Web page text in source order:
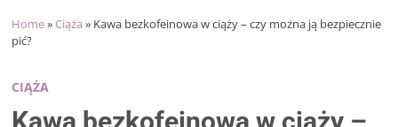
Home» Ciąża » Kawa bezkofeinowa w ciąży – czy można ją bezpiecznie
pić?
CIĄŻA